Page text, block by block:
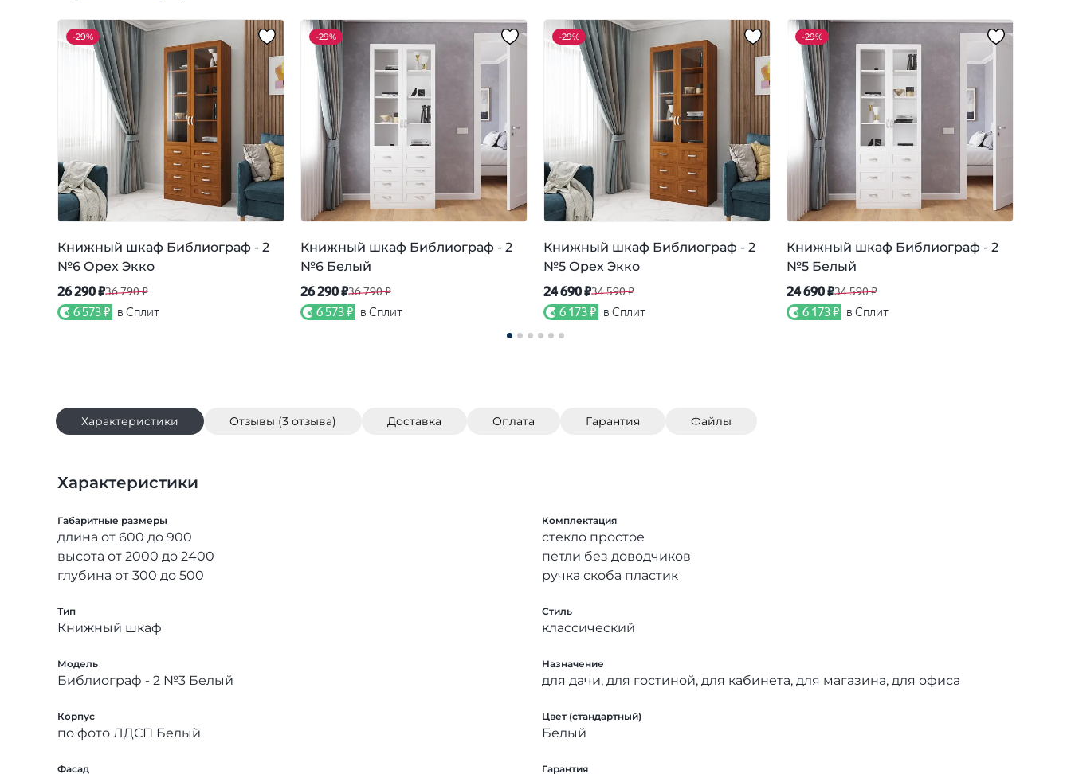
-29%
Книжный шкаф Библиограф - 2
№6 Орех Экко
26 290 ₽36 790 ₽
6 573 ₽ в Сплит
-29%
Книжный шкаф Библиограф - 2
№6 Белый
26 290 ₽36 790 ₽
6 573 ₽ в Сплит
-29%
Книжный шкаф Библиограф - 2
№5 Орех Экко
24 690 ₽34 590 ₽
6 173 ₽ в Сплит
-29%
Книжный шкаф Библиограф - 2
№5 Белый
24 690 ₽34 590 ₽
6 173 ₽ в Сплит
Характеристики Отзывы (3 отзыва) Доставка Оплата Гарантия Файлы
Характеристики
Габаритные размеры
длина от 600 до 900
высота от 2000 до 2400
глубина от 300 до 500
Тип
Книжный шкаф
Модель
Библиограф - 2 №3 Белый
Корпус
по фото ЛДСП Белый
Фасад
Комплектация
стекло простое
петли без доводчиков
ручка скоба пластик
Стиль
классический
Назначение
для дачи, для гостиной, для кабинета, для магазина, для офиса
Цвет (стандартный)
Белый
Гарантия